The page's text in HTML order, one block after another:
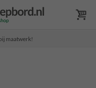
maatwerk!